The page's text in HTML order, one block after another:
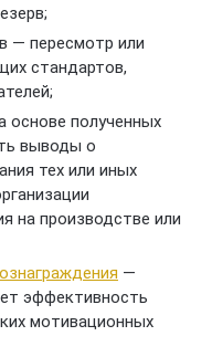
— пересмотр или
стандартов,
основе полученных
выводы о
тех или иных
на производстве или
—
эффективность
мотивационных